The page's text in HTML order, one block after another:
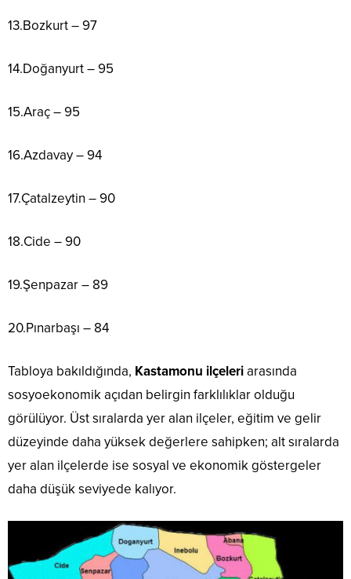
13.Bozkurt – 97
14.Doğanyurt – 95
15.Araç – 95
16.Azdavay – 94
17.Çatalzeytin – 90
18.Cide – 90
19.Şenpazar – 89
20.Pınarbaşı – 84
Tabloya bakıldığında, Kastamonu ilçeleriarasında
sosyoekonomik açıdan belirgin farklılıklar olduğu
görülüyor. Üst sıralarda yer alan ilçeler, eğitim ve gelir
düzeyinde daha yüksek değerlere sahipken; alt sıralarda
yer alan ilçelerde ise sosyal ve ekonomik göstergeler
daha düşük seviyede kalıyor.